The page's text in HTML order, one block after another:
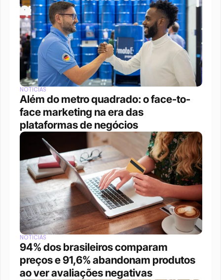
NOTÍCIAS
Além do metro quadrado: o face-to-
face marketing na era das
plataformas de negócios
NOTÍCIAS
94% dos brasileiros comparam
preços e 91,6% abandonam produtos
ao ver avaliações negativas